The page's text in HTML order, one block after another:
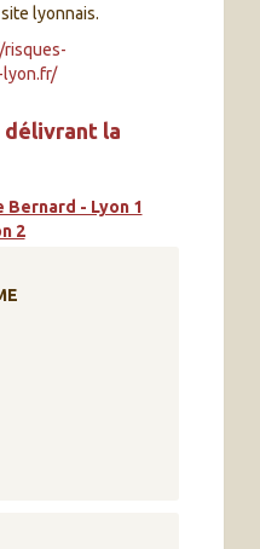
lyonnais.
lyon.fr/
délivrant la
Bernard - Lyon 1
2